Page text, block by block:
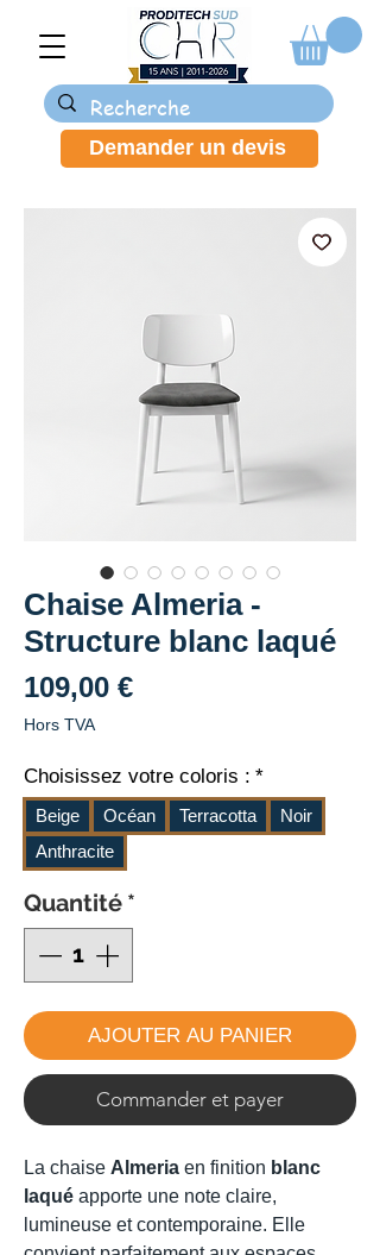
Demander un devis
Chaise Almeria -
Structure blanc laqué
109,00 €Prix
Hors TVA
Choisissez votre coloris : *
Beige Océan Terracotta
Noir
Anthracite
Quantité *
AJOUTER AU PANIER
Commander et payer
La chaise Almeria en finition blanc
laqué apporte une note claire,
lumineuse et contemporaine. Elle